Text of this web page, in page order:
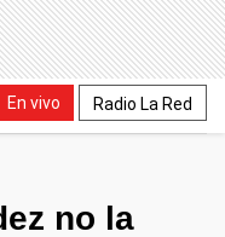
En vivo Radio La Red
no la